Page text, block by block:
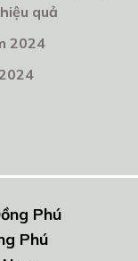
quả
2024
Phú
Phú